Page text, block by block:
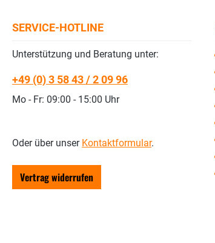
SERVICE-HOTLINE
Unterstützung und Beratung unter:
+49 (0) 3 58 43 / 2 09 96
Mo - Fr: 09:00 - 15:00 Uhr
Oder über unser Kontaktformular.
Vertrag widerrufen